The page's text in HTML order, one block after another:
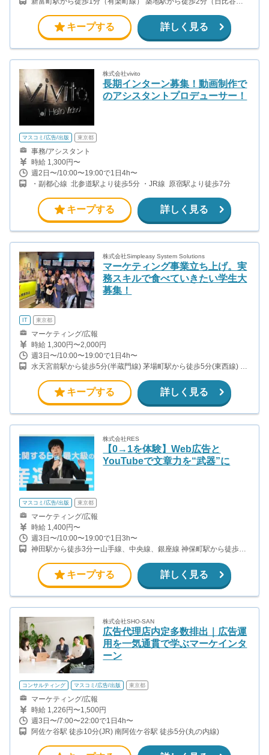
方もいます！ ・月5件成約：150,000円 ・月15件成約：450,000円
・月30成約：900,000円➕マネジメントインセンティブ300,000
円 合計1,200,000円 時給換算で2,000円程度が、平均的なインタ
ーン生の報酬となっています。
キープする 詳しく見る
株式会社vivito
長期インターン募集！動画制作で
のアシスタントプロデューサー！
マスコミ/広告/出版 東京都
事務/アシスタント
時給 1,300円〜
週2日〜/10:00〜19:00で1日4h〜
・副都心線 北参道駅より徒歩5分 ・JR線 原宿駅より徒歩7分
キープする 詳しく見る
株式会社Simpleasy System Solutions
マーケティング事業立ち上げ。実
務スキルで食べていきたい学生大
募集！
IT 東京都
マーケティング/広報
時給 1,300円〜2,000円
週3日〜/10:00〜19:00で1日4h〜
水天宮前駅から徒歩5分(半蔵門線) 茅場町駅から徒歩5分(東西線) 人
キープする 詳しく見る
株式会社RES
【0→1を体験】Web広告と
YouTubeで文章力を“武器”に
マスコミ/広告/出版 東京都
マーケティング/広報
時給 1,400円〜
週3日〜/10:00〜19:00で1日3h〜
神田駅から徒歩3分ー山手線、中央線、銀座線 神保町駅から徒歩6
ー千代田線 小川町駅から徒歩5分ー都営新宿線 淡路町駅から徒歩6
分ー丸ノ内線キープする 詳しく見る
株式会社SHO-SAN
広告代理店内定多数排出｜広告運
用を一気通貫で学ぶマーケインタ
ーン
コンサルティング マスコミ/広告/出版 東京都
マーケティング/広報
時給 1,226円〜1,500円
週3日〜/7:00〜22:00で1日4h〜
阿佐ケ谷駅 徒歩10分(JR) 南阿佐ケ谷駅 徒歩5分(丸の内線)